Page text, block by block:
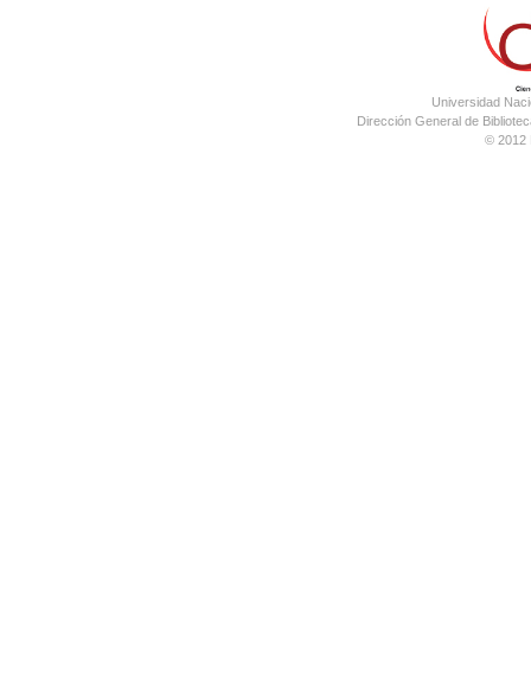
Universidad
Dirección General de
© 2012